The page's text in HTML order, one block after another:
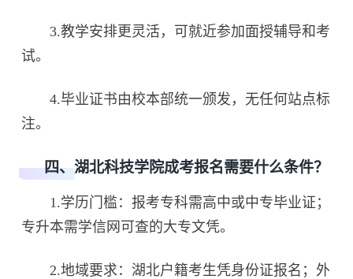
3.教学安排更灵活，可就近参加面授辅导和考
试。
4.毕业证书由校本部统一颁发，无任何站点标
注。
四、湖北科技学院成考报名需要什么条件？
1.学历门槛：报考专科需高中或中专毕业证；
专升本需学信网可查的大专文凭。
2.地域要求：湖北户籍考生凭身份证报名；外